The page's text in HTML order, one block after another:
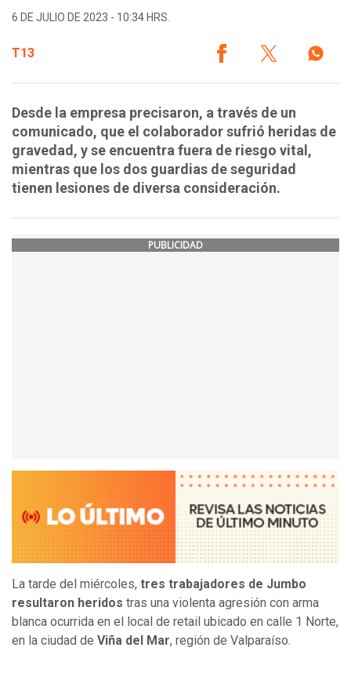
6 DE JULIO DE 2023 - 10:34 HRS.
T13
Desde la empresa precisaron, a través de un
comunicado, que el colaborador sufrió heridas de
gravedad, y se encuentra fuera de riesgo vital,
mientras que los dos guardias de seguridad
tienen lesiones de diversa consideración.
PUBLICIDAD
La tarde del miércoles, tres trabajadores de Jumbo
resultaron heridos tras una violenta agresión con arma
blanca ocurrida en el local de retail ubicado en calle 1 Norte,
en la ciudad de Viña del Mar, región de Valparaíso.